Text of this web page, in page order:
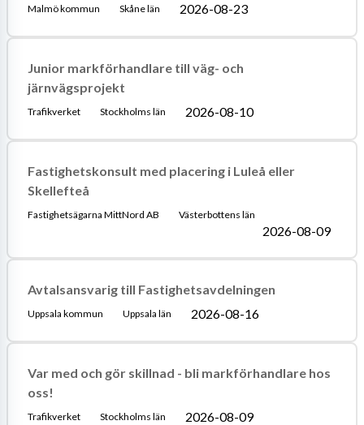
Malmö kommun Skåne län 2026-08-23
Junior markförhandlare till väg- och
järnvägsprojekt
Trafikverket Stockholms län 2026-08-10
Fastighetskonsult med placering i Luleå eller
Skellefteå
Fastighetsägarna MittNord AB Västerbottens län
2026-08-09
Avtalsansvarig till Fastighetsavdelningen
Uppsala kommun Uppsala län 2026-08-16
Var med och gör skillnad - bli markförhandlare hos
oss!
Trafikverket Stockholms län 2026-08-09